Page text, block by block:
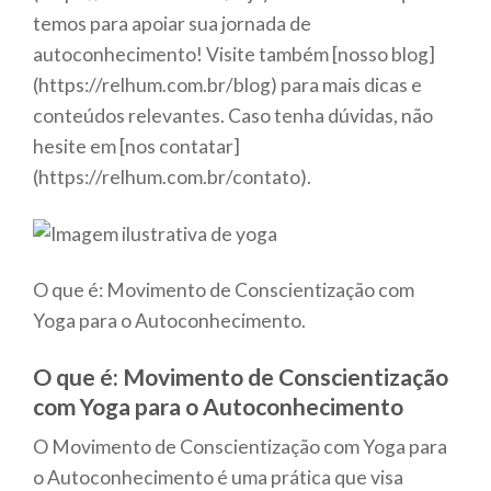
temos para apoiar sua jornada de
autoconhecimento! Visite também [nosso blog]
(https://relhum.com.br/blog) para mais dicas e
conteúdos relevantes. Caso tenha dúvidas, não
hesite em [nos contatar]
(https://relhum.com.br/contato).
O que é: Movimento de Conscientização com
Yoga para o Autoconhecimento.
O que é: Movimento de Conscientização
com Yoga para o Autoconhecimento
O Movimento de Conscientização com Yoga para
o Autoconhecimento é uma prática que visa